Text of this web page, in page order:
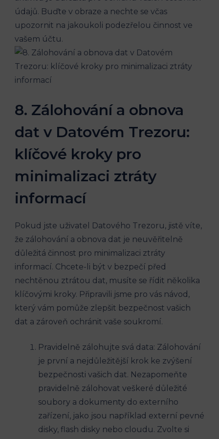
údajů. Buďte v obraze a nechte se včas
upozornit na jakoukoli podezřelou činnost ve
vašem účtu.
8. Zálohování a obnova
dat v Datovém Trezoru:
klíčové kroky pro
minimalizaci ztráty
informací
Pokud jste uživatel Datového Trezoru, jistě víte,
že zálohování a obnova dat je neuvěřitelně
důležitá činnost pro minimalizaci ztráty
informací. Chcete-li být v bezpečí před
nechtěnou ztrátou dat, musíte se řídit několika
klíčovými kroky. Připravili jsme pro vás návod,
který vám pomůže zlepšit bezpečnost vašich
dat a zároveň ochránit vaše soukromí.
Pravidelně zálohujte svá data: Zálohování
je první a nejdůležitější krok ke zvýšení
bezpečnosti vašich dat. Nezapomeňte
pravidelně zálohovat veškeré důležité
soubory a dokumenty do externího
zařízení, jako jsou například externí pevné
disky, flash disky nebo cloudu. Zvolte si